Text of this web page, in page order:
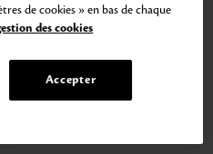
AllerAllerAller
panier
de cookies » en bas de chaque
des cookies
Accepter